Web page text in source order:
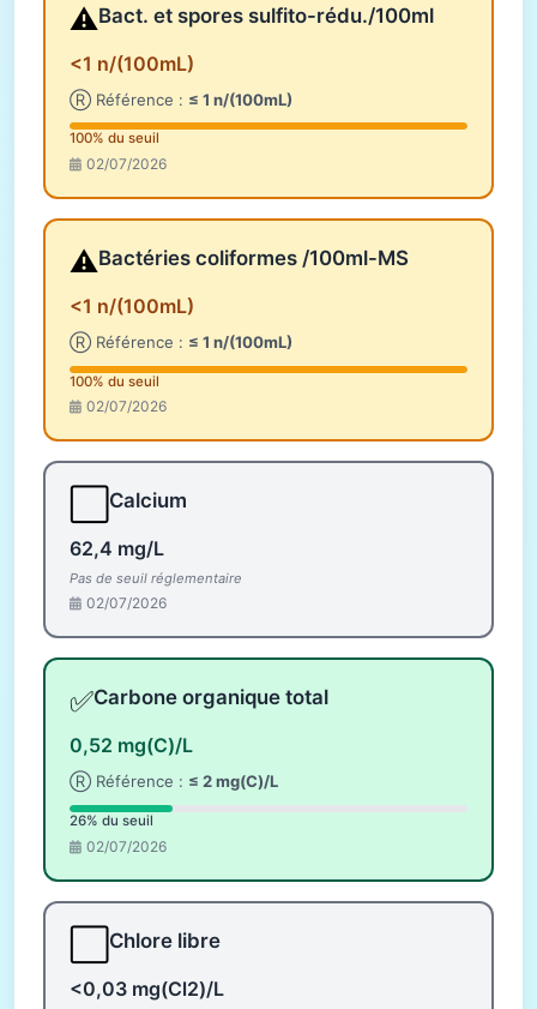
⚠️Bact. et spores sulfito-rédu./100ml
<1 n/(100mL)
Ⓡ Référence : ≤ 1 n/(100mL)
100% du seuil
02/07/2026
⚠️Bactéries coliformes /100ml-MS
<1 n/(100mL)
Ⓡ Référence : ≤ 1 n/(100mL)
100% du seuil
02/07/2026
Calcium
62,4 mg/L
Pas de seuil réglementaire
02/07/2026
✅Carbone organique total
0,52 mg(C)/L
Ⓡ Référence : ≤ 2 mg(C)/L
26% du seuil
02/07/2026
Chlore libre
<0,03 mg(Cl2)/L